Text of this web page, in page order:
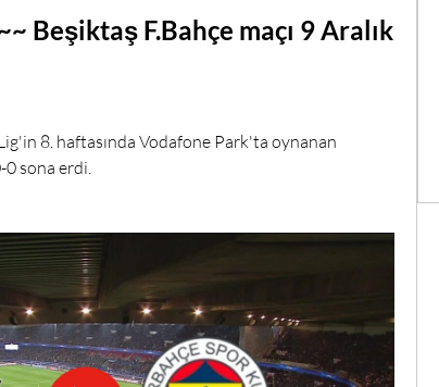
Beşiktaş F.Bahçe maçı 9 Aralık
8. haftasında Vodafone Park'ta oynanan
sona erdi.